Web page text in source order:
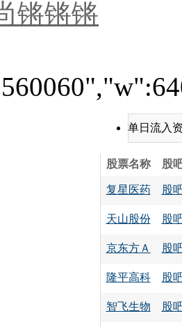
锵锵锵
单日流入
股票名称 股
复星医药 股
天山股份 股
京东方Ａ 股
隆平高科 股
智飞生物 股